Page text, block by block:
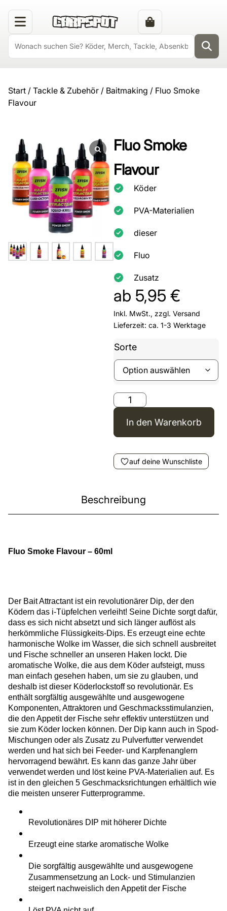
Start / Tackle & Zubehör / Baitmaking / Fluo Smoke
Flavour
Fluo Smoke
Flavour
Köder
PVA-Materialien
dieser
Fluo
Zusatz
ab 5,95 €
Inkl. MwSt., zzgl. Versand
Lieferzeit: ca. 1-3 Werktage
Sorte
In den Warenkorb
auf deine Wunschliste
Beschreibung
Fluo Smoke Flavour – 60ml
Der Bait Attractant ist ein revolutionärer Dip, der den
Ködern das i-Tüpfelchen verleiht! Seine Dichte sorgt dafür,
dass es sich nicht absetzt und sich länger auflöst als
herkömmliche Flüssigkeits-Dips. Es erzeugt eine echte
harmonische Wolke im Wasser, die sich schnell ausbreitet
und Fische schneller an unseren Haken lockt. Die
aromatische Wolke, die aus dem Köder aufsteigt, muss
man einfach gesehen haben, um sie zu glauben, und
deshalb ist dieser Köderlockstoff so revolutionär. Es
enthält sorgfältig ausgewählte und ausgewogene
Komponenten, Attraktoren und Geschmacksstimulanzien,
die den Appetit der Fische sehr effektiv unterstützen und
sie zum Köder locken können. Der Dip kann auch in Spod-
Mischungen oder als Zusatz zu Pulverfutter verwendet
werden und hat sich bei Feeder- und Karpfenanglern
hervorragend bewährt. Es kann das ganze Jahr über
verwendet werden und löst keine PVA-Materialien auf. Es
ist in den gleichen 5 Geschmacksrichtungen erhältlich wie
die meisten unserer Futterprogramme.
Revolutionäres DIP mit höherer Dichte
Erzeugt eine starke aromatische Wolke
Die sorgfältig ausgewählte und ausgewogene
Zusammensetzung an Lock- und Stimulanzien
steigert nachweislich den Appetit der Fische